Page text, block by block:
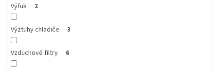
Výfuk 2
Výztuhy chladiče 3
Vzduchové filtry 6